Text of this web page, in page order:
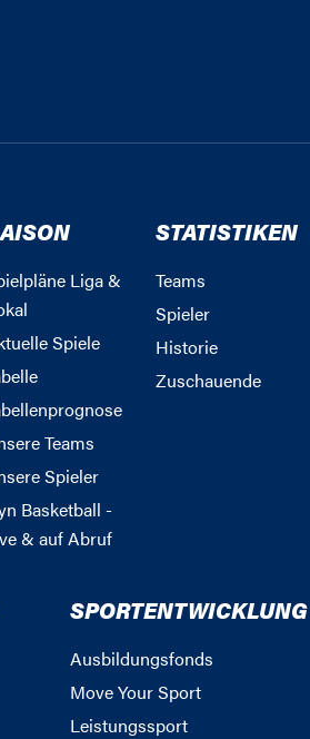
Liga &
Spiele
Teams
Spieler
Basketball -
& auf Abruf
STATISTIKEN
Teams
Spieler
Historie
Zuschauende
SPORTENTWICKLUNG
Ausbildungsfonds
Move Your Sport
Leistungssport